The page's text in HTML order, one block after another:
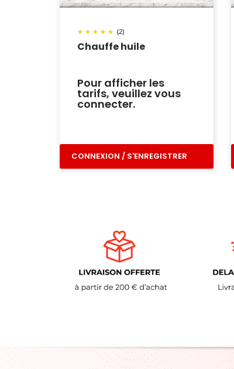
Chauffe huile
(2)
Pour afficher les
tarifs, veuillez vous
connecter.
CONNEXION / S'ENREGISTRER